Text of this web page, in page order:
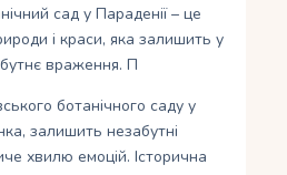
сад у Параденії – це
і краси, яка залишить у
враження. П
ботанічного саду у
залишить незабутні
хвилю емоцій. Історична